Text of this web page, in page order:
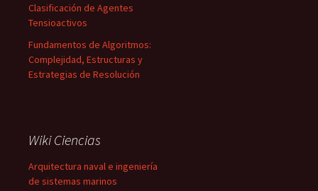
Clasificación de Agentes
Tensioactivos
Fundamentos de Algoritmos:
Complejidad, Estructuras y
Estrategias de Resolución
Wiki Ciencias
Arquitectura naval e ingeniería
de sistemas marinos